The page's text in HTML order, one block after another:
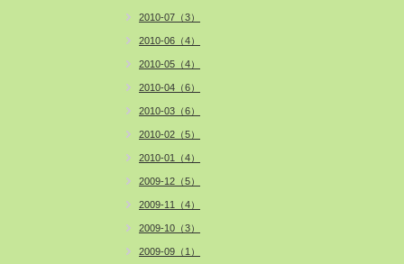
2010-07（3）
2010-06（4）
2010-05（4）
2010-04（6）
2010-03（6）
2010-02（5）
2010-01（4）
2009-12（5）
2009-11（4）
2009-10（3）
2009-09（1）